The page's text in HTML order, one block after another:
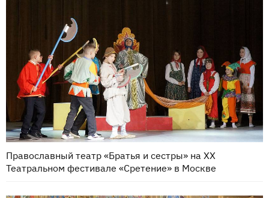
Православный театр «Братья и сестры» на ХХ
Театральном фестивале «Сретение» в Москве